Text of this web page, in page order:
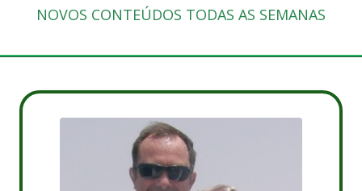
NOVOS CONTEÚDOS TODAS AS SEMANAS